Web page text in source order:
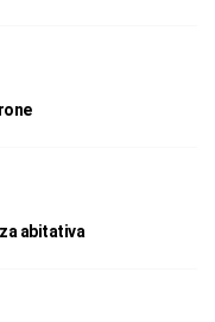
abitativa